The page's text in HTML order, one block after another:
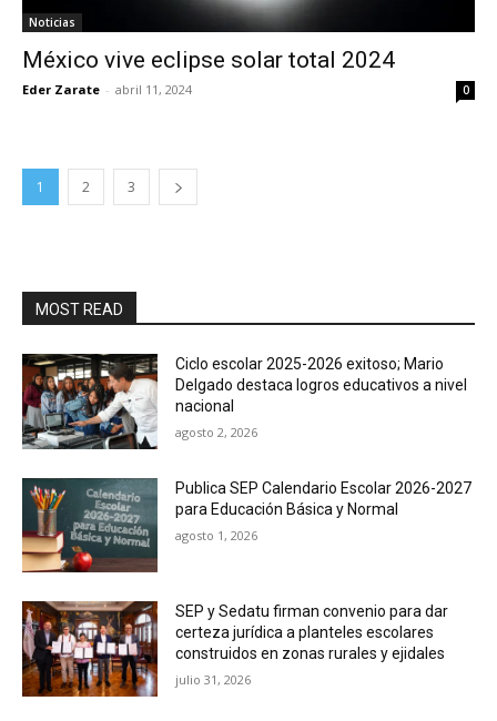
Noticias
México vive eclipse solar total 2024
Eder Zarate - abril 11, 2024 0
1 2 3
MOST READ
Ciclo escolar 2025-2026 exitoso; Mario
Delgado destaca logros educativos a nivel
nacional
agosto 2, 2026
Publica SEP Calendario Escolar 2026-2027
para Educación Básica y Normal
agosto 1, 2026
SEP y Sedatu firman convenio para dar
certeza jurídica a planteles escolares
construidos en zonas rurales y ejidales
julio 31, 2026